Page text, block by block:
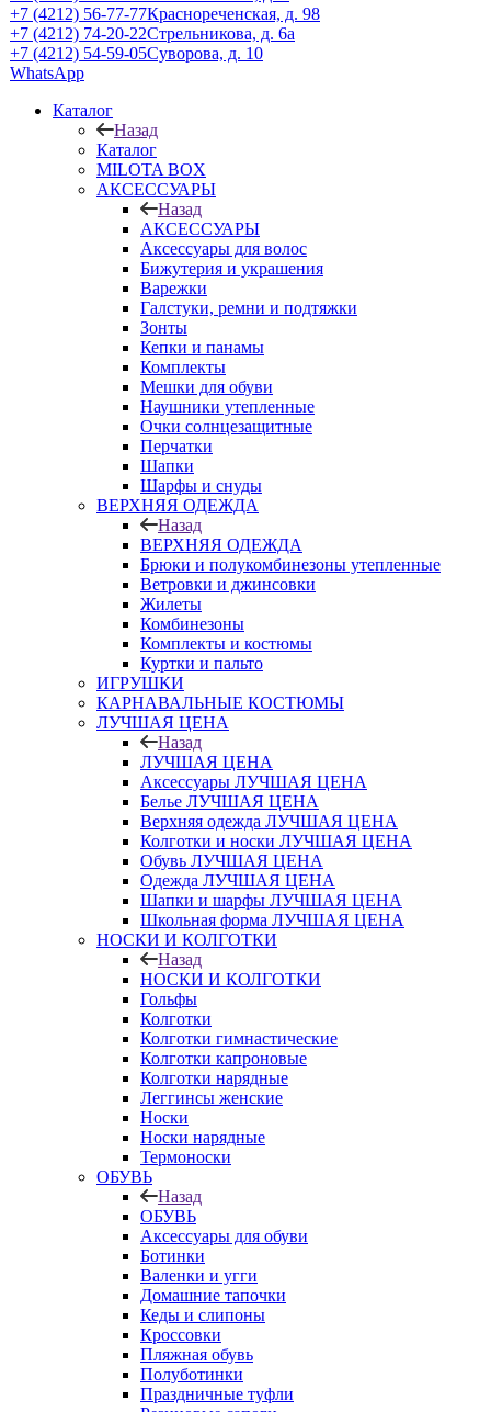
+7 (4212) 56-77-77Краснореченская, д. 98
+7 (4212) 74-20-22Стрельникова, д. 6а
+7 (4212) 54-59-05Суворова, д. 10
WhatsApp
Каталог
Назад
Каталог
MILOTA BOX
АКСЕССУАРЫ
Назад
АКСЕССУАРЫ
Аксессуары для волос
Бижутерия и украшения
Варежки
Галстуки, ремни и подтяжки
Зонты
Кепки и панамы
Комплекты
Мешки для обуви
Наушники утепленные
Очки солнцезащитные
Перчатки
Шапки
Шарфы и снуды
ВЕРХНЯЯ ОДЕЖДА
Назад
ВЕРХНЯЯ ОДЕЖДА
Брюки и полукомбинезоны утепленные
Ветровки и джинсовки
Жилеты
Комбинезоны
Комплекты и костюмы
Куртки и пальто
ИГРУШКИ
КАРНАВАЛЬНЫЕ КОСТЮМЫ
ЛУЧШАЯ ЦЕНА
Назад
ЛУЧШАЯ ЦЕНА
Аксессуары ЛУЧШАЯ ЦЕНА
Белье ЛУЧШАЯ ЦЕНА
Верхняя одежда ЛУЧШАЯ ЦЕНА
Колготки и носки ЛУЧШАЯ ЦЕНА
Обувь ЛУЧШАЯ ЦЕНА
Одежда ЛУЧШАЯ ЦЕНА
Шапки и шарфы ЛУЧШАЯ ЦЕНА
Школьная форма ЛУЧШАЯ ЦЕНА
НОСКИ И КОЛГОТКИ
Назад
НОСКИ И КОЛГОТКИ
Гольфы
Колготки
Колготки гимнастические
Колготки капроновые
Колготки нарядные
Леггинсы женские
Носки
Носки нарядные
Термоноски
ОБУВЬ
Назад
ОБУВЬ
Аксессуары для обуви
Ботинки
Валенки и угги
Домашние тапочки
Кеды и слипоны
Кроссовки
Пляжная обувь
Полуботинки
Праздничные туфли